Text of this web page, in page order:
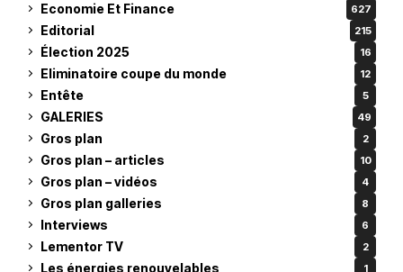
Economie Et Finance 627
Editorial 215
Élection 2025 16
Eliminatoire coupe du monde 12
Entête 5
GALERIES 49
Gros plan 2
Gros plan – articles 10
Gros plan – vidéos 4
Gros plan galleries 8
Interviews 6
Lementor TV 2
Les énergies renouvelables 1